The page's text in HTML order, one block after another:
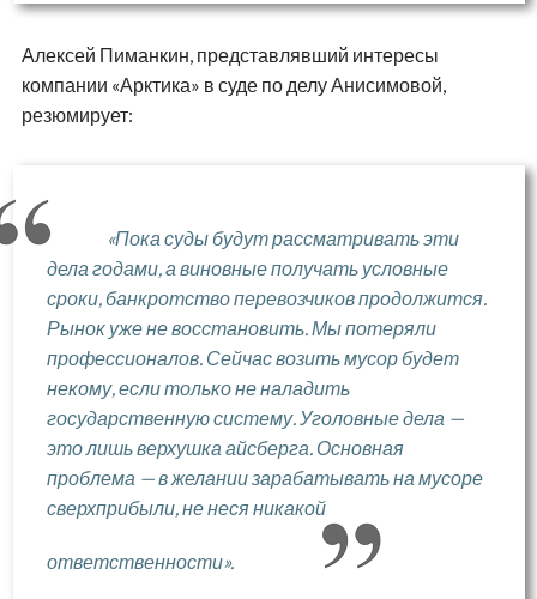
Алексей Пиманкин, представлявший интересы
компании «Арктика» в суде по делу Анисимовой,
резюмирует:
«Пока суды будут рассматривать эти
дела годами, а виновные получать условные
сроки, банкротство перевозчиков продолжится.
Рынок уже не восстановить. Мы потеряли
профессионалов. Сейчас возить мусор будет
некому, если только не наладить
государственную систему. Уголовные дела —
это лишь верхушка айсберга. Основная
проблема — в желании зарабатывать на мусоре
сверхприбыли, не неся никакой
ответственности».